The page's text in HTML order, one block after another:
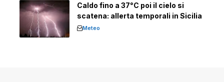
Caldo fino a 37°C poi il cielo si
scatena: allerta temporali in Sicilia
Meteo